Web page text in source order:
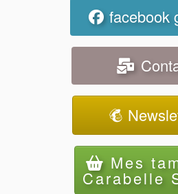
facebook
Mes
Carabelle